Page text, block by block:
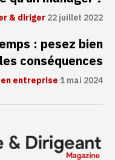
& diriger22 juillet 2022
: pesez bien
conséquences
entreprise1 mai 2024